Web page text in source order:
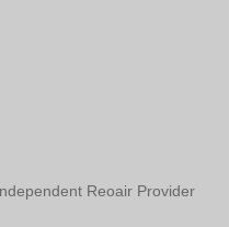
Reoair Provider